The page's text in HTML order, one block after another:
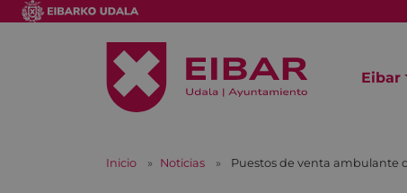
Eibar
Inicio Noticias Puestos de venta ambulante